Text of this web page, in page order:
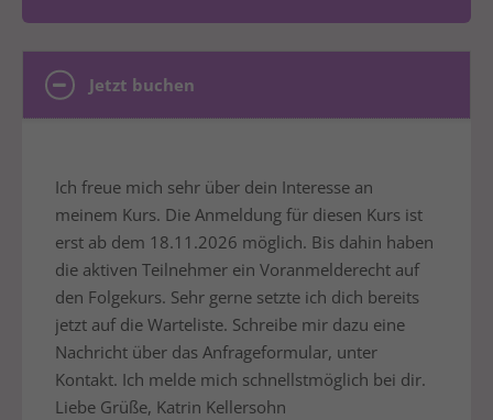
Jetzt buchen
Ich freue mich sehr über dein Interesse an
meinem Kurs. Die Anmeldung für diesen Kurs ist
erst ab dem 18.11.2026 möglich. Bis dahin haben
die aktiven Teilnehmer ein Voranmelderecht auf
den Folgekurs. Sehr gerne setzte ich dich bereits
jetzt auf die Warteliste. Schreibe mir dazu eine
Nachricht über das Anfrageformular, unter
Kontakt. Ich melde mich schnellstmöglich bei dir.
Liebe Grüße, Katrin Kellersohn